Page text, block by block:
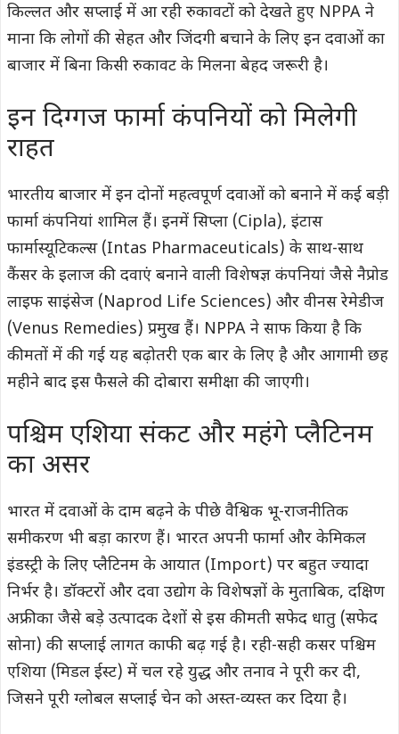
किल्लत और सप्लाई में आ रही रुकावटों को देखते हुए NPPA ने
माना कि लोगों की सेहत और जिंदगी बचाने के लिए इन दवाओं का
बाजार में बिना किसी रुकावट के मिलना बेहद जरूरी है।
इन दिग्गज फार्मा कंपनियों को मिलेगी
राहत
भारतीय बाजार में इन दोनों महत्वपूर्ण दवाओं को बनाने में कई बड़ी
फार्मा कंपनियां शामिल हैं। इनमें सिप्ला (Cipla), इंटास
फार्मास्यूटिकल्स (Intas Pharmaceuticals) के साथ-साथ
कैंसर के इलाज की दवाएं बनाने वाली विशेषज्ञ कंपनियां जैसे नैप्रोड
लाइफ साइंसेज (Naprod Life Sciences) और वीनस रेमेडीज
(Venus Remedies) प्रमुख हैं। NPPA ने साफ किया है कि
कीमतों में की गई यह बढ़ोतरी एक बार के लिए है और आगामी छह
महीने बाद इस फैसले की दोबारा समीक्षा की जाएगी।
पश्चिम एशिया संकट और महंगे प्लैटिनम
का असर
भारत में दवाओं के दाम बढ़ने के पीछे वैश्विक भू-राजनीतिक
समीकरण भी बड़ा कारण हैं। भारत अपनी फार्मा और केमिकल
इंडस्ट्री के लिए प्लैटिनम के आयात (Import) पर बहुत ज्यादा
निर्भर है। डॉक्टरों और दवा उद्योग के विशेषज्ञों के मुताबिक, दक्षिण
अफ्रीका जैसे बड़े उत्पादक देशों से इस कीमती सफेद धातु (सफेद
सोना) की सप्लाई लागत काफी बढ़ गई है। रही-सही कसर पश्चिम
एशिया (मिडल ईस्ट) में चल रहे युद्ध और तनाव ने पूरी कर दी,
जिसने पूरी ग्लोबल सप्लाई चेन को अस्त-व्यस्त कर दिया है।